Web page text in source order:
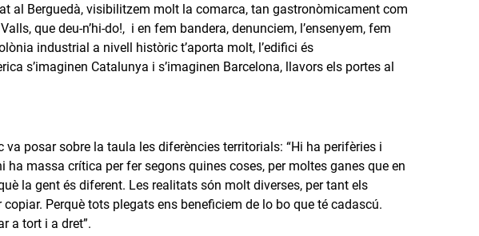
al Berguedà, visibilitzem molt la comarca, tan gastronòmicament com
que deu-n’hi-do!, i en fem bandera, denunciem, l’ensenyem, fem
industrial a nivell històric t’aporta molt, l’edifici és
s’imaginen Catalunya i s’imaginen Barcelona, llavors els portes al
va posar sobre la taula les diferències territorials: “Hi ha perifèries i
massa crítica per fer segons quines coses, per moltes ganes que en
la gent és diferent. Les realitats són molt diverses, per tant els
Perquè tots plegats ens beneficiem de lo bo que té cadascú.
a tort i a dret”.